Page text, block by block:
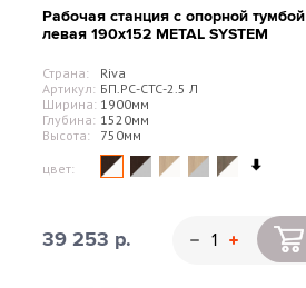
Рабочая станция с опорной тумбой
левая 190х152 METAL SYSTEM
Страна:
Riva
Артикул: БП.РС-СТС-2.5 Л
Ширина: 1900мм
Глубина: 1520мм
Высота:
750мм
цвет:
39 253 р.